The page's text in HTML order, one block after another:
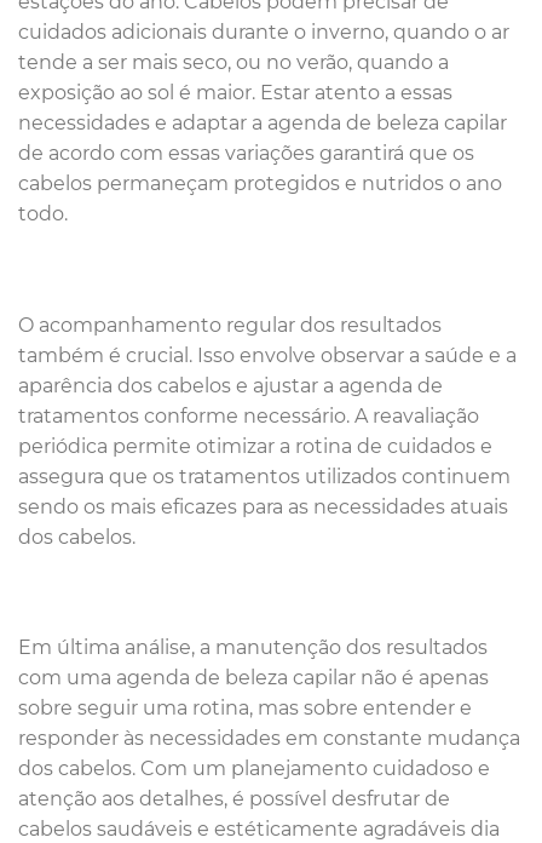
cuidados adicionais durante o inverno, quando o ar
tende a ser mais seco, ou no verão, quando a
exposição ao sol é maior. Estar atento a essas
necessidades e adaptar a agenda de beleza capilar
de acordo com essas variações garantirá que os
cabelos permaneçam protegidos e nutridos o ano
todo.
O acompanhamento regular dos resultados
também é crucial. Isso envolve observar a saúde e a
aparência dos cabelos e ajustar a agenda de
tratamentos conforme necessário. A reavaliação
periódica permite otimizar a rotina de cuidados e
assegura que os tratamentos utilizados continuem
sendo os mais eficazes para as necessidades atuais
dos cabelos.
Em última análise, a manutenção dos resultados
com uma agenda de beleza capilar não é apenas
sobre seguir uma rotina, mas sobre entender e
responder às necessidades em constante mudança
dos cabelos. Com um planejamento cuidadoso e
atenção aos detalhes, é possível desfrutar de
cabelos saudáveis e estéticamente agradáveis dia